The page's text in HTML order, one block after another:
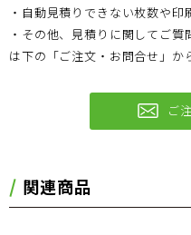
・自動見積りできない枚数や印
・その他、見積りに関してご質
は下の「ご注文・お問合せ」か
ご
関連商品